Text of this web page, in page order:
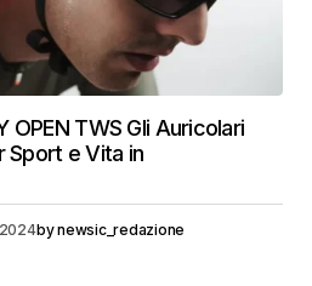
OPEN TWS Gli Auricolari
Sport e Vita in
bynewsic_redazione